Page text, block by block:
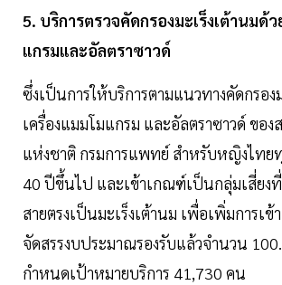
5. บริการตรวจคัดกรองมะเร็งเต้านมด้
แกรมและอัลตราซาวด์
ซึ่งเป็นการให้บริการตามแนวทางคัดกรอง
เครื่องแมมโมแกรม และอัลตราซาวด์ ของ
แห่งชาติ กรมการแพทย์ สำหรับหญิงไทย
40 ปีขึ้นไป และเข้าเกณฑ์เป็นกลุ่มเสี่ยง
สายตรงเป็นมะเร็งเต้านม เพื่อเพิ่มการเข้
จัดสรรงบประมาณรองรับแล้วจำนวน
กำหนดเป้าหมายบริการ 41,730 คน